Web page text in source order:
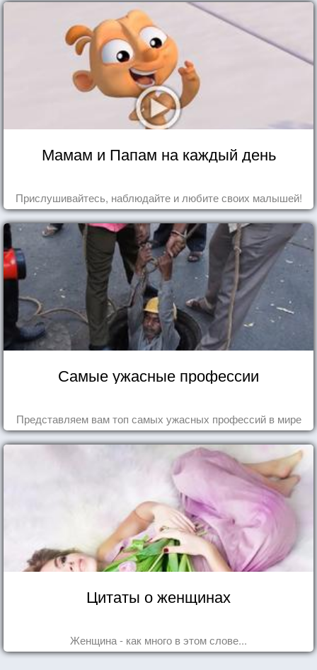
Мамам и Папам на каждый день
Прислушивайтесь, наблюдайте и любите своих малышей!
Самые ужасные профессии
Представляем вам топ самых ужасных профессий в мире
Цитаты о женщинах
Женщина - как много в этом слове...